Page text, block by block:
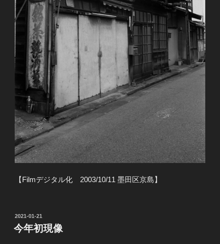
【Filmデジタル化 2003/10/11 墨田区京島】
投
稿
日:
2021-01-21
今年初現像